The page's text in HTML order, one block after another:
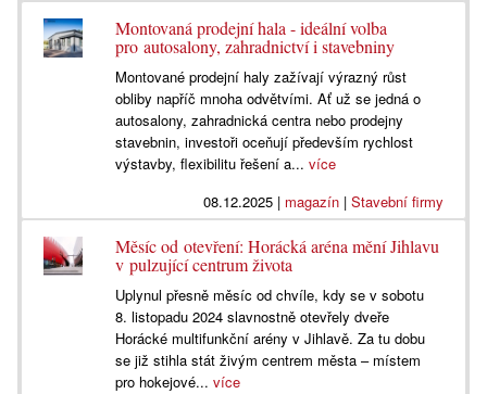
Montovaná prodejní hala - ideální volba
pro autosalony, zahradnictví i stavebniny
Montované prodejní haly zažívají výrazný růst
obliby napříč mnoha odvětvími. Ať už se jedná o
autosalony, zahradnická centra nebo prodejny
stavebnin, investoři oceňují především rychlost
výstavby, flexibilitu řešení a...více
08.12.2025| magazín| Stavební firmy
Měsíc od otevření: Horácká aréna mění Jihlavu
v pulzující centrum života
Uplynul přesně měsíc od chvíle, kdy se v sobotu
8. listopadu 2024 slavnostně otevřely dveře
Horácké multifunkční arény v Jihlavě. Za tu dobu
se již stihla stát živým centrem města – místem
pro hokejové...více